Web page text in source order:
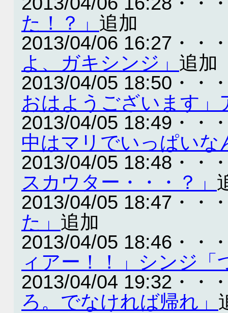
た！？」 追加
2013/04/06 16:27・・
よ、ガキシンジ」 追加
2013/04/05 18:50・・
おはようございます」
2013/04/05 18:49・・
中はマリでいっぱいな
2013/04/05 18:48・・
スカウター・・・？」
2013/04/05 18:47・・
た」 追加
2013/04/05 18:46・・
ィアー！！」シンジ
2013/04/04 19:32・・
ろ。でなければ帰れ」